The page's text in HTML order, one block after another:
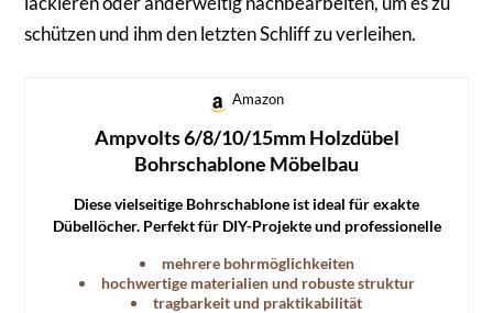
schützen und ihm den letzten Schliff zu verleihen.
Amazon
Ampvolts 6/8/10/15mm Holzdübel
Bohrschablone Möbelbau
Diese vielseitige Bohrschablone ist ideal für exakte
Dübellöcher. Perfekt für DIY-Projekte und professionelle
mehrere bohrmöglichkeiten
hochwertige materialien und robuste struktur
tragbarkeit und praktikabilität